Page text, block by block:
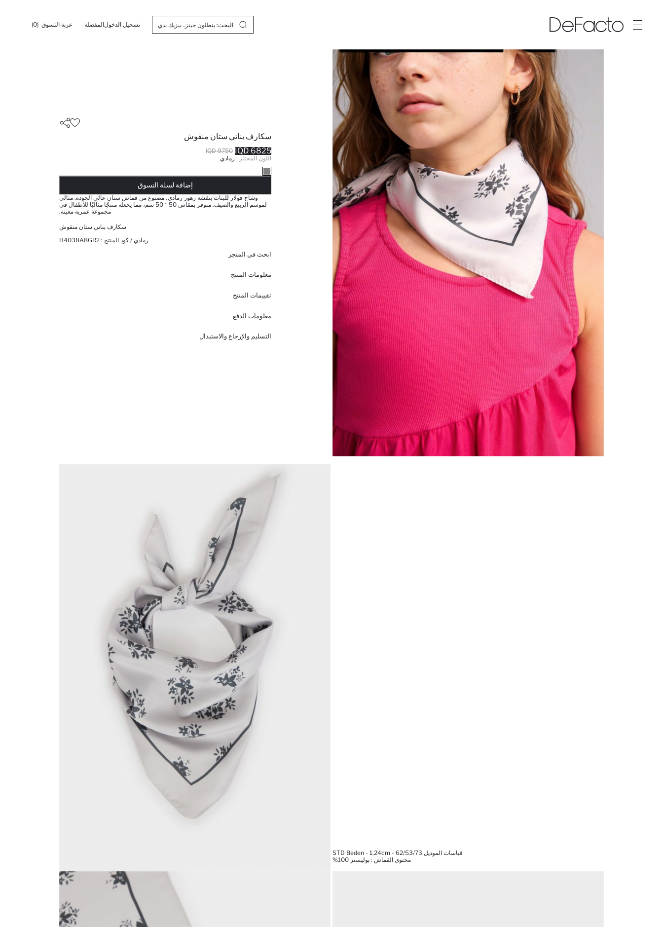
تسجيل الدخولالمفضلة عربة التسوق (0)
سكارف بناتي ستان منقوش
9750 IQD 6825 IQD
اللون المختار : رمادي
إضافة لسلة التسوق
وشاح فولار للبنات بنقشة زهور رمادي، مصنوع من قماش ستان عالي الجودة. مثالي
لموسم الربيع والصيف. متوفر بمقاس 50 * 50 سم، مما يجعله منتجًا مثاليًا للأطفال في
مجموعة عمرية معينة.
سكارف بناتي ستان منقوش
رمادي / كود المنتج : H4038A8GR2
ابحث في المتجر
معلومات المنتج
تقييمات المنتج
معلومات الدفع
التسليم والإرجاع والاستبدال
قياسات الموديل STD Beden - 1,24cm - 62/53/73
محتوى القماش : بوليستر 100%